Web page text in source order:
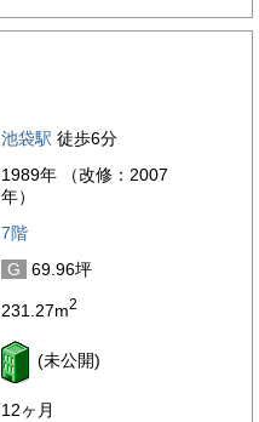
池袋駅 徒歩6分
1989年 （改修：2007
年）
7階
G
69.96坪
231.27m2
(未公開)
12ヶ月